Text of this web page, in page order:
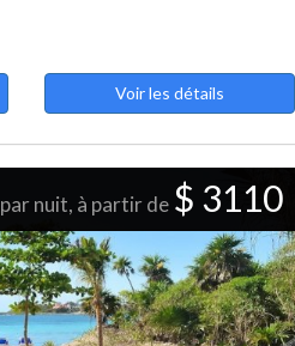
Voir les détails
par nuit, à partir de $ 3110